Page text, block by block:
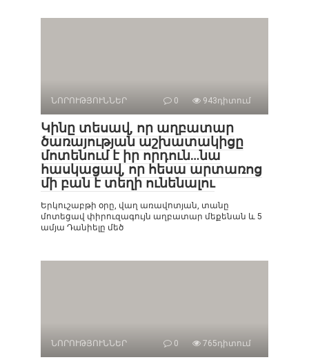
ՆՈՐՈՒԹՅՈՒՆՆԵՐ 0 943դիտում
Կինը տեսավ, որ աղբատար
ծառայության աշխատակիցը
մոտենում է իր որդուն…նա
հասկացավ, որ հեսա արտառոց
մի բան է տեղի ունենալու
Երկուշաբթի օրը, վաղ առավոտյան, տանը
մոտեցավ փիրուզագույն աղբատար մեքենան և 5
ամյա Դանիելը մեծ
ՆՈՐՈՒԹՅՈՒՆՆԵՐ 0 765դիտում